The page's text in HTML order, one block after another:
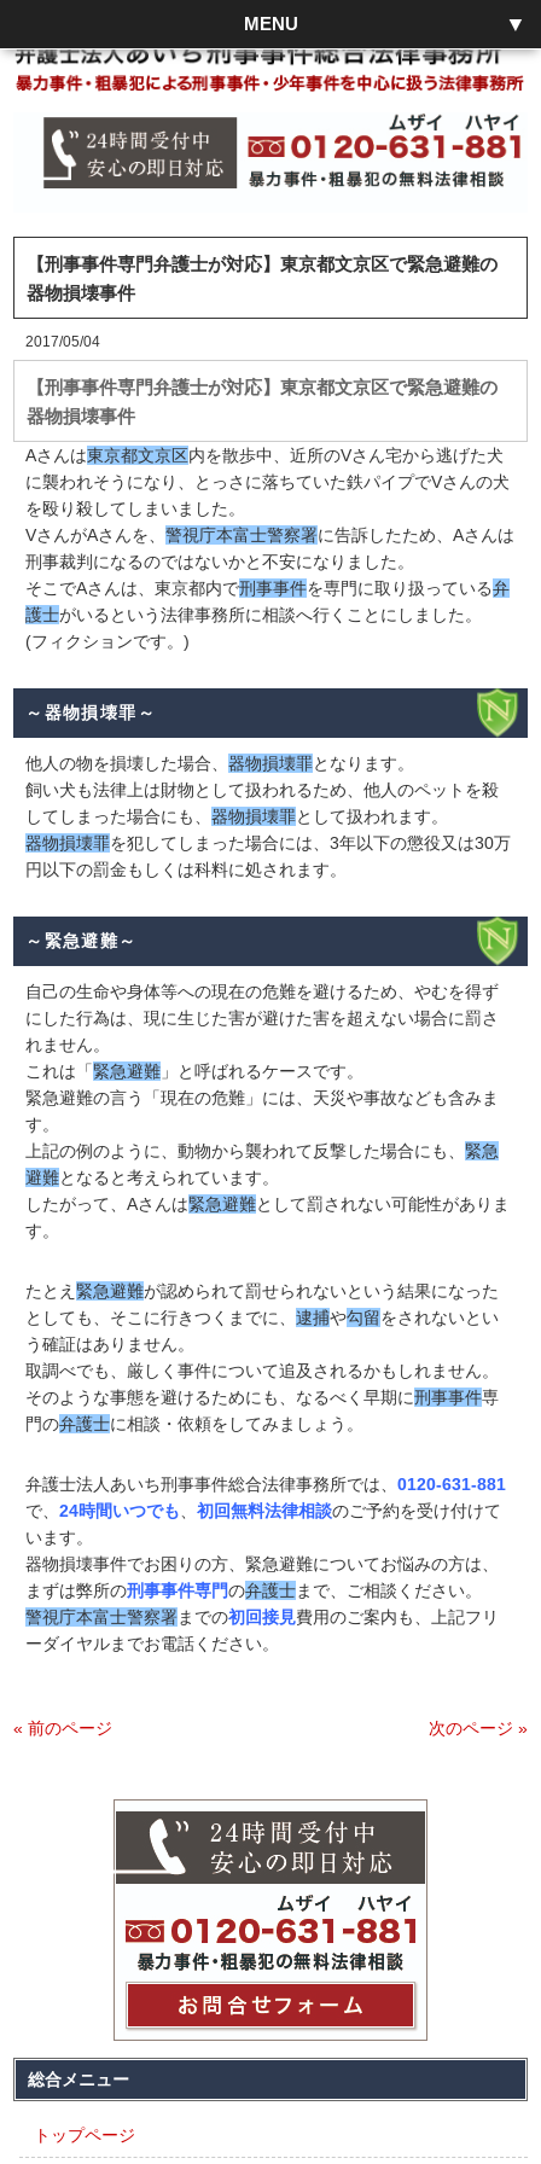
MENU
【刑事事件専門弁護士が対応】東京都文京区で緊急避難の
器物損壊事件
2017/05/04
【刑事事件専門弁護士が対応】東京都文京区で緊急避難の
器物損壊事件
Aさんは東京都文京区内を散歩中、近所のVさん宅から逃げた犬
に襲われそうになり、とっさに落ちていた鉄パイプでVさんの犬
を殴り殺してしまいました。
VさんがAさんを、警視庁本富士警察署に告訴したため、Aさんは
刑事裁判になるのではないかと不安になりました。
そこでAさんは、東京都内で刑事事件を専門に取り扱っている弁
護士がいるという法律事務所に相談へ行くことにしました。
(フィクションです。)
～器物損壊罪～
他人の物を損壊した場合、器物損壊罪となります。
飼い犬も法律上は財物として扱われるため、他人のペットを殺
してしまった場合にも、器物損壊罪として扱われます。
器物損壊罪を犯してしまった場合には、3年以下の懲役又は30万
円以下の罰金もしくは科料に処されます。
～緊急避難～
自己の生命や身体等への現在の危難を避けるため、やむを得ず
にした行為は、現に生じた害が避けた害を超えない場合に罰さ
れません。
これは「緊急避難 」と呼ばれるケースです。
緊急避難の言う「現在の危難」には、天災や事故なども含みま
す。
上記の例のように、動物から襲われて反撃した場合にも、 緊急
避難となると考えられています。
したがって、Aさんは緊急避難として罰されない可能性がありま
す。
たとえ 緊急避難が認められて罰せられないという結果になった
としても、そこに行きつくまでに、逮捕や勾留をされないとい
う確証はありません。
取調べでも、厳しく事件について追及されるかもしれません。
そのような事態を避けるためにも、なるべく早期に刑事事件専
門の弁護士に相談・依頼をしてみましょう。
弁護士法人あいち刑事事件総合法律事務所では、0120-631-881
で、24時間いつでも、初回無料法律相談のご予約を受け付けて
います。
器物損壊事件でお困りの方、緊急避難についてお悩みの方は、
まずは弊所の刑事事件専門の弁護士まで、ご相談ください。
警視庁本富士警察署までの初回接見費用のご案内も、上記フリ
ーダイヤルまでお電話ください。
« 前のページ 次のページ »
総合メニュー
トップページ